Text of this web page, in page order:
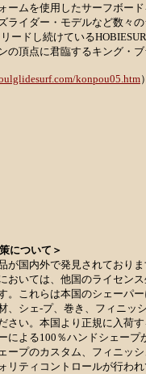
ームを使用したサーフボー
ライダー・モデルなど数々
ドし続けている
頂点に君臨するキング・ブ
konpou05.htm）
について＞
国内外で発見されておりま
おいては、他国のライセン
。これらは本国のシェーパー
、シェ-プ、巻き、フィニッ
さい。本国より正規に入荷
による100％ハンドシェープ
ープのカスタム、フィニッ
ティコントロールが行われ